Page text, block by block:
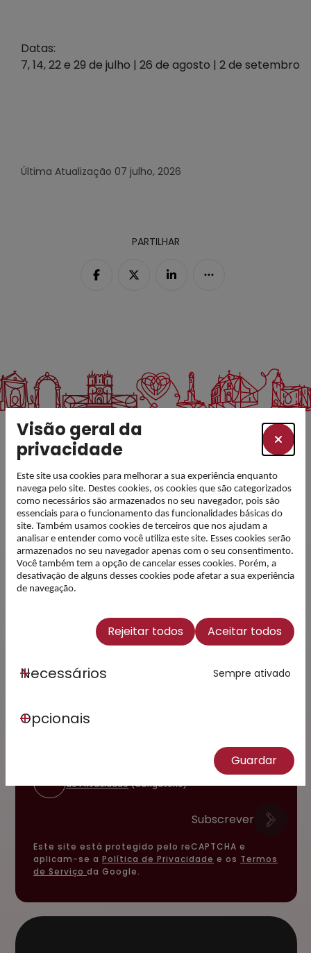
Datas:
7, 14, 22 e 29 de julho | 26 de agosto | 2 de setembro
Última Atualização 07 julho, 2026
PARTILHAR
Subscreva a nossa
newsletter e esteja a
par das novidades
Email
de Privacidade(Obrigatório)
Subscrever
Este site está protegido pelo reCAPTCHA e
aplicam-se a Política de Privacidade e os Termos
de Serviço da Google.
Visão geral da
privacidade
Este site usa cookies para melhorar a sua experiência enquanto
navega pelo site. Destes cookies, os cookies que são categorizados
como necessários são armazenados no seu navegador, pois são
essenciais para o funcionamento das funcionalidades básicas do
site. Também usamos cookies de terceiros que nos ajudam a
analisar e entender como você utiliza este site. Esses cookies serão
armazenados no seu navegador apenas com o seu consentimento.
Você também tem a opção de cancelar esses cookies. Porém, a
desativação de alguns desses cookies pode afetar a sua experiência
de navegação.
Rejeitar todos Aceitar todos
Necessários Sempre ativado
Opcionais
Guardar